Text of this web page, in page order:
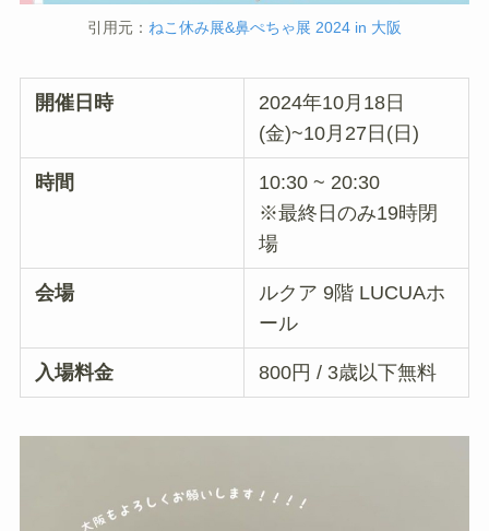
引用元： ねこ休み展&鼻ぺちゃ展 2024 in 大阪
開催日時
2024年10月18日
(金)~10月27日(日)
時間
10:30 ~ 20:30
※最終日のみ19時閉
場
会場
ルクア 9階 LUCUAホ
ール
入場料金 800円 / 3歳以下無料